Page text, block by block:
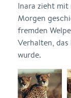
Inara zieht mit
Morgen
fremden
Verhalten,
wurde.